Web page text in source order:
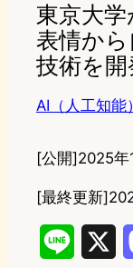
東京大
表情か
技術を開
AI（人工知能
[公開]2025年
[最終更新]